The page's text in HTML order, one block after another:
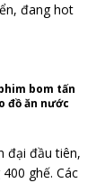
đang hot
bom tấn
đồ ăn nước
đại đầu tiên,
ghế. Các